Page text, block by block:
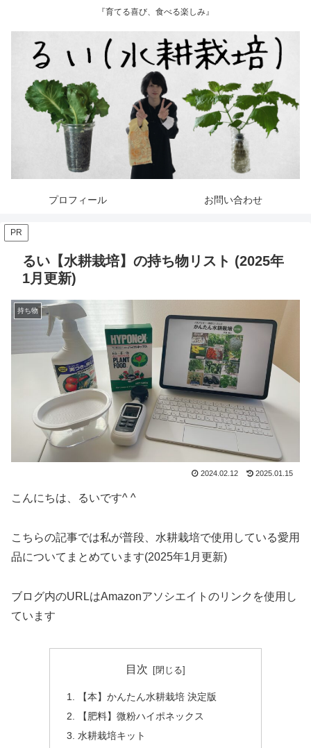
『育てる喜び、食べる楽しみ』
プロフィール お問い合わせ
PR
るい【水耕栽培】の持ち物リスト (2025年
1月更新)
持ち物
2024.02.12 2025.01.15
こんにちは、るいです^ ^
こちらの記事では私が普段、水耕栽培で使用している愛用
品についてまとめています(2025年1月更新)
ブログ内のURLはAmazonアソシエイトのリンクを使用し
ています
目次
【本】かんたん水耕栽培 決定版
【肥料】微粉ハイポネックス
水耕栽培キット